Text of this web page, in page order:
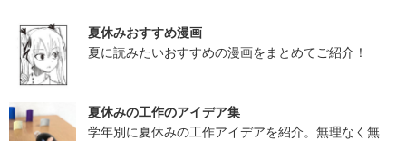
夏休みおすすめ漫画
夏に読みたいおすすめの漫画をまとめてご紹介！
夏休みの工作のアイデア集
学年別に夏休みの工作アイデアを紹介。無理なく無